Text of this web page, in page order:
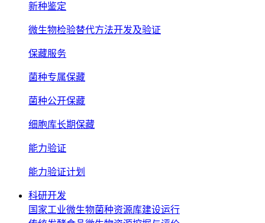
新种鉴定
微生物检验替代方法开发及验证
保藏服务
菌种专属保藏
菌种公开保藏
细胞库长期保藏
能力验证
能力验证计划
科研开发
国家工业微生物菌种资源库建设运行